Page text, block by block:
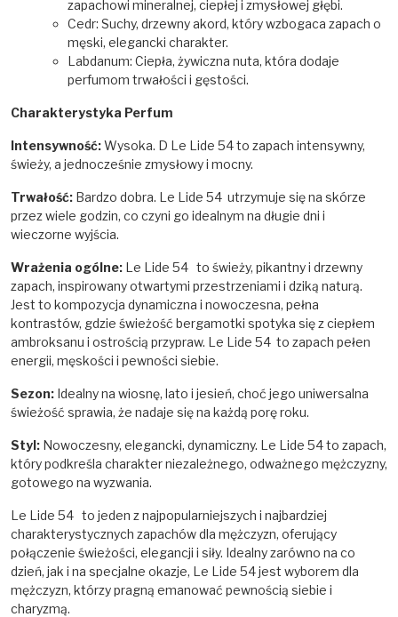
zapachowi mineralnej, ciepłej i zmysłowej głębi.
Cedr: Suchy, drzewny akord, który wzbogaca zapach o
męski, elegancki charakter.
Labdanum: Ciepła, żywiczna nuta, która dodaje
perfumom trwałości i gęstości.
Charakterystyka Perfum
Intensywność:Wysoka. D Le Lide 54 to zapach intensywny,
świeży, a jednocześnie zmysłowy i mocny.
Trwałość: Bardzo dobra. Le Lide 54 utrzymuje się na skórze
przez wiele godzin, co czyni go idealnym na długie dni i
wieczorne wyjścia.
Wrażenia ogólne: Le Lide 54 to świeży, pikantny i drzewny
zapach, inspirowany otwartymi przestrzeniami i dziką naturą.
Jest to kompozycja dynamiczna i nowoczesna, pełna
kontrastów, gdzie świeżość bergamotki spotyka się z ciepłem
ambroksanu i ostrością przypraw. Le Lide 54 to zapach pełen
energii, męskości i pewności siebie.
Sezon: Idealny na wiosnę, lato i jesień, choć jego uniwersalna
świeżość sprawia, że nadaje się na każdą porę roku.
Styl: Nowoczesny, elegancki, dynamiczny. Le Lide 54 to zapach,
który podkreśla charakter niezależnego, odważnego mężczyzny,
gotowego na wyzwania.
Le Lide 54 to jeden z najpopularniejszych i najbardziej
charakterystycznych zapachów dla mężczyzn, oferujący
połączenie świeżości, elegancji i siły. Idealny zarówno na co
dzień, jak i na specjalne okazje, Le Lide 54 jest wyborem dla
mężczyzn, którzy pragną emanować pewnością siebie i
charyzmą.